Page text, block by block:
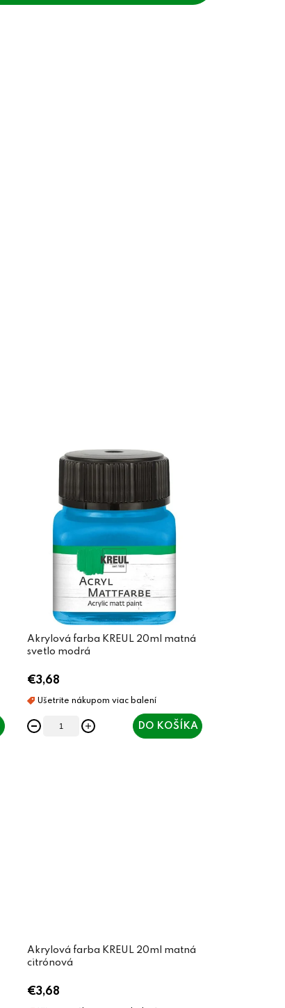
Akrylová farba KREUL 20ml matná
svetlo modrá
€3,68
DO KOŠÍKA
Akrylová farba KREUL 20ml matná
citrónová
€3,68